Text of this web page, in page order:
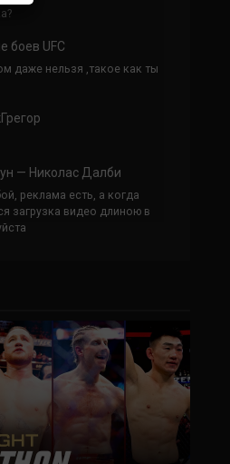
боев UFC
даже нельзя ,такое как ты
— Николас Далби
реклама есть, а когда
загрузка видео длиною в